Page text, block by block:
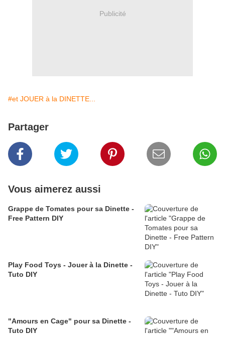
Publicité
#et JOUER à la DINETTE...
Partager
Vous aimerez aussi
Grappe de Tomates pour sa Dinette -
Free Pattern DIY
Play Food Toys - Jouer à la Dinette -
Tuto DIY
"Amours en Cage" pour sa Dinette -
Tuto DIY